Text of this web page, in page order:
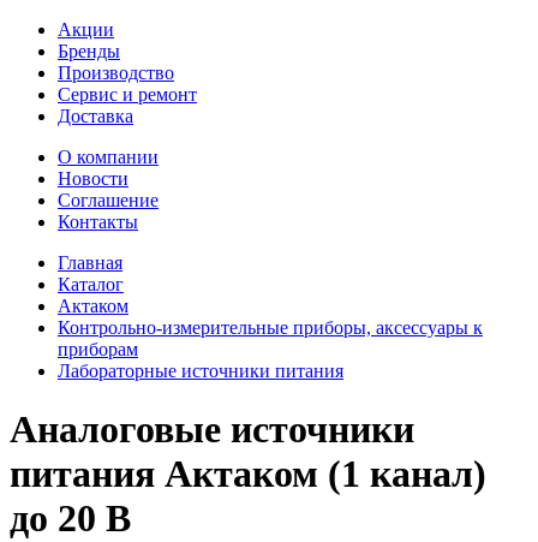
Акции
Бренды
Производство
Сервис и ремонт
Доставка
О компании
Новости
Соглашение
Контакты
Главная
Каталог
Актаком
Контрольно-измерительные приборы, аксессуары к
приборам
Лабораторные источники питания
Аналоговые источники
питания Актаком (1 канал)
до 20 В